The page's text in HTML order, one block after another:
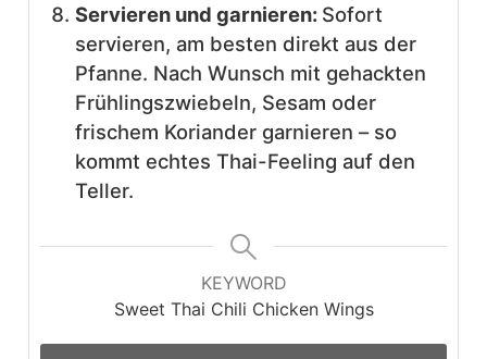
Servieren und garnieren: Sofort
servieren, am besten direkt aus der
Pfanne. Nach Wunsch mit gehackten
Frühlingszwiebeln, Sesam oder
frischem Koriander garnieren – so
kommt echtes Thai-Feeling auf den
Teller.
KEYWORD
Sweet Thai Chili Chicken Wings